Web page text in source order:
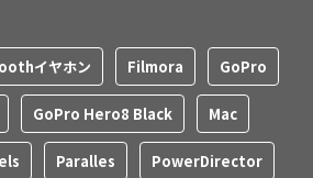
イヤホン Filmora GoPro
GoPro Hero8 Black Mac
Paralles PowerDirector